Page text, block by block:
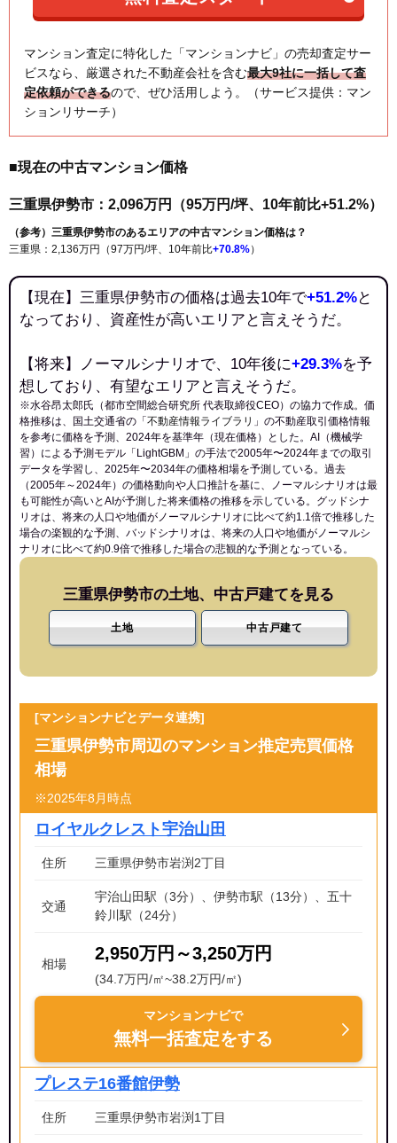
マンション査定に特化した「マンションナビ」の売却査定サー
ビスなら、厳選された不動産会社を含む最大9社に一括して査
定依頼ができるので、ぜひ活用しよう。（サービス提供：マン
ションリサーチ）
■現在の中古マンション価格
三重県伊勢市：2,096万円（95万円/坪、10年前比+51.2%）
（参考）三重県伊勢市のあるエリアの中古マンション価格は？
三重県：2,136万円（97万円/坪、10年前比+70.8%）
【現在】三重県伊勢市の価格は過去10年で+51.2%と
なっており、資産性が高いエリアと言えそうだ。
【将来】ノーマルシナリオで、10年後に+29.3%を予
想しており、有望なエリアと言えそうだ。
※水谷昂太郎氏（都市空間総合研究所 代表取締役CEO）の協力で作成。価
格推移は、国土交通省の「 不動産情報ライブラリ 」の不動産取引価格情報
を参考に価格を予測、2024年を基準年（現在価格）とした。AI（機械学
習）による予測モデル「LightGBM」の手法で2005年〜2024年までの取引
データを学習し、2025年〜2034年の価格相場を予測している。過去
（2005年～2024年）の価格動向や人口推計を基に、ノーマルシナリオは最
も可能性が高いとAIが予測した将来価格の推移を示している。グッドシナ
リオは、将来の人口や地価がノーマルシナリオに比べて約1.1倍で推移した
場合の楽観的な予測、バッドシナリオは、将来の人口や地価がノーマルシ
ナリオに比べて約0.9倍で推移した場合の悲観的な予測となっている。
三重県伊勢市の土地、中古戸建てを見る
土地 中古戸建て
[マンションナビとデータ連携]
三重県伊勢市周辺のマンション推定売買価格
相場
※2025年8月時点
ロイヤルクレスト宇治山田
住所 三重県伊勢市岩渕2丁目
交通
宇治山田駅（3分）、伊勢市駅（13分）、五十
鈴川駅（24分）
相場
2,950万円～3,250万円
(34.7万円/㎡~38.2万円/㎡)
マンションナビで
無料一括査定をする
プレステ16番館伊勢
住所 三重県伊勢市岩渕1丁目